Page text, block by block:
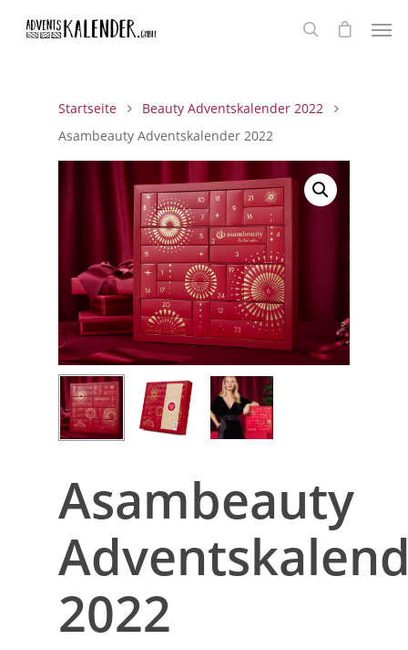
Startseite
Beauty Adventskalender 2022
Asambeauty Adventskalender 2022
Asambeauty
2022